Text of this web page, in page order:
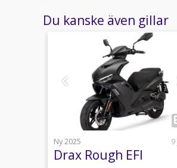
Du kanske även gillar
1
Ny 2025
Drax Rough EFI